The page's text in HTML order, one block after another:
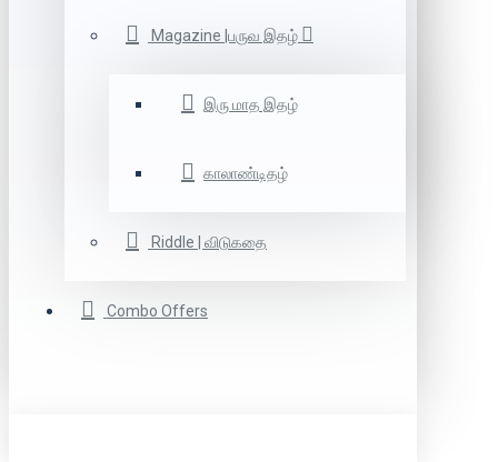
Magazine |பருவ இதழ்
இரு மாத இதழ்
காலாண்டிதழ்
Riddle | விடுகதை
Combo Offers